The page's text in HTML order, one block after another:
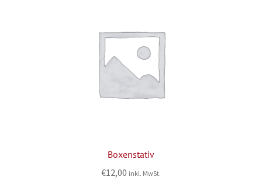
Boxenstativ
€12,00 inkl. MwSt.